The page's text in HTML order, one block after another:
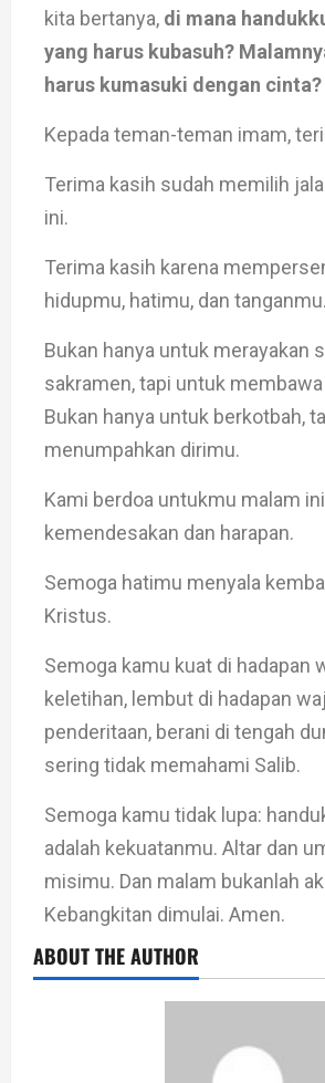
kita bertanya, di mana
yang harus kubasuh?
harus kumasuki dengan cinta?
Kepada teman-teman imam,
Terima kasih sudah memilih
ini.
Terima kasih karena
hidupmu, hatimu, dan tanganmu.
Bukan hanya untuk merayakan
sakramen, tapi untuk
Bukan hanya untuk berkotbah,
menumpahkan dirimu.
Kami berdoa untukmu malam
kemendesakan dan harapan.
Semoga hatimu menyala
Kristus.
Semoga kamu kuat di hadapan
keletihan, lembut di hadapan
penderitaan, berani di tengah
sering tidak memahami Salib.
Semoga kamu tidak lupa:
adalah kekuatanmu. Altar dan
misimu. Dan malam bukanlah
Kebangkitan dimulai. Amen.
ABOUT THE AUTHOR